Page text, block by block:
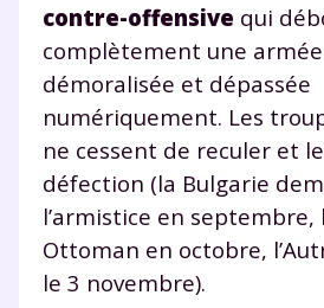
contre-offensive qui
complètement une
démoralisée et dépassée
numériquement. Les
ne cessent de reculer et
défection (la Bulgarie
l’armistice en septembre,
Ottoman en octobre,
le 3 novembre).
TESTER
* Votre code d'accès sera envoyé à
données à caractère personnel soient
la marque myMaxicours, afin que SEJER
accès au service de soutien scolaire
savoir plus sur la gestion de vos
pour exercer vos droits, vous pouvez
charte.